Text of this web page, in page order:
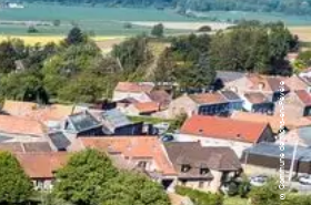
© Commune de Mons-en-Pévèle